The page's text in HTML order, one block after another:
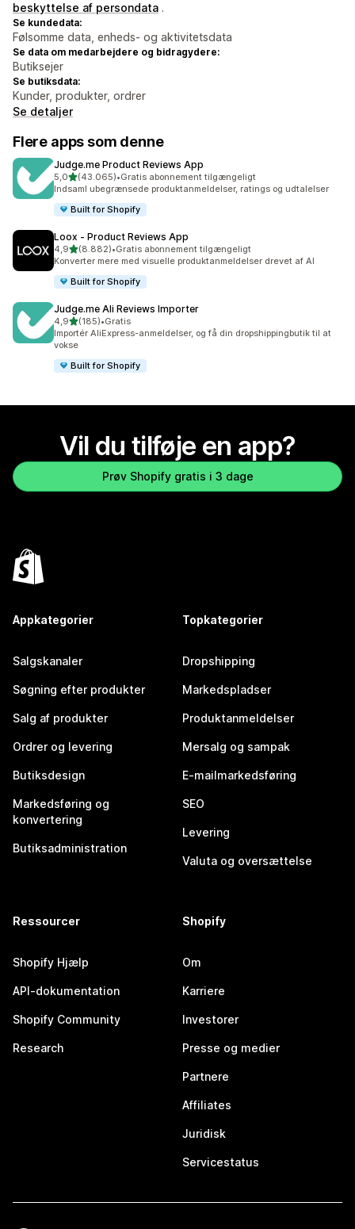
beskyttelse af persondata .
Se kundedata:
Følsomme data, enheds- og aktivitetsdata
Se data om medarbejdere og bidragydere:
Butiksejer
Se butiksdata:
Kunder, produkter, ordrer
Se detaljer
Flere apps som denne
Judge.me Product Reviews App
5,0ud af 5 stjerner
(43.065)
43065 anmeldelser i alt
•Gratis abonnement tilgængeligt
Indsaml ubegrænsede produktanmeldelser, ratings og udtalelser
Built for Shopify
Loox ‑ Product Reviews App
4,9ud af 5 stjerner
(8.882)
8882 anmeldelser i alt
•Gratis abonnement tilgængeligt
Konverter mere med visuelle produktanmeldelser drevet af AI
Built for Shopify
Judge.me Ali Reviews Importer
4,9ud af 5 stjerner
(185)
185 anmeldelser i alt
•Gratis
Importér AliExpress-anmeldelser, og få din dropshippingbutik til at
vokse
Built for Shopify
Vil du tilføje en app?
Prøv Shopify gratis i 3 dage
Appkategorier
Salgskanaler
Søgning efter produkter
Salg af produkter
Ordrer og levering
Butiksdesign
Markedsføring og
konvertering
Butiksadministration
Topkategorier
Dropshipping
Markedspladser
Produktanmeldelser
Mersalg og sampak
E-mailmarkedsføring
SEO
Levering
Valuta og oversættelse
Ressourcer
Shopify Hjælp
API-dokumentation
Shopify Community
Research
Shopify
Om
Karriere
Investorer
Presse og medier
Partnere
Affiliates
Juridisk
Servicestatus